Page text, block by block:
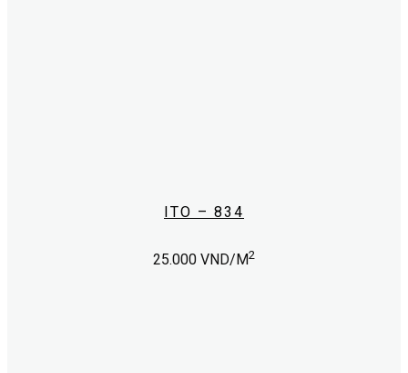
ITO – 834
25.000 VND/M2